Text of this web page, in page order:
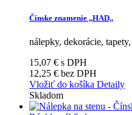
Čínske znamenie ,,HAD,,
nálepky, dekorácie,
15,07 € s DPH
12,25 € bez DPH
Vložiť do košíka Detaily
Skladom